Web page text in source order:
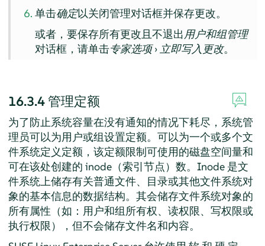
单击确定以关闭管理对话框并保存更改。
或者，要保存所有更改且不退出用户和组管理
对话框，请单击专家选项› 立即写入更改。
16.3.4管理定额
为了防止系统容量在没有通知的情况下耗尽，系统管
理员可以为用户或组设置定额。可以为一个或多个文
件系统定义定额，该定额限制可使用的磁盘空间量和
可在该处创建的 inode（索引节点）数。Inode 是文
件系统上储存有关普通文件、目录或其他文件系统对
象的基本信息的数据结构。其会储存文件系统对象的
所有属性（如：用户和组所有权、读权限、写权限或
执行权限），但不会储存文件名和内容。